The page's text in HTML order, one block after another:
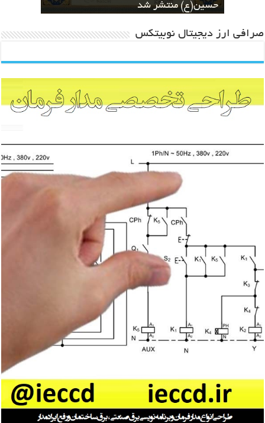
to Architecture
رضوی بارگزاری شد
ایران توسط حمید رابعی
حسین(ع) منتشر شد
توسط حمید رابعی
صرافی ارز دیجیتال نوبیتکس